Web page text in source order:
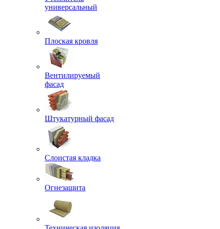
универсальный
Плоская кровля
Вентилируемый
фасад
Штукатурный фасад
Слоистая кладка
Огнезащита